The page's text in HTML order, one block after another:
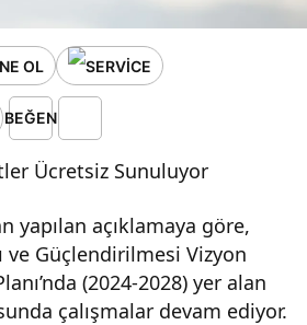
OL
BEĞEN
Ücretsiz Sunuluyor
yapılan açıklamaya göre,
ve Güçlendirilmesi Vizyon
(2024-2028) yer alan
çalışmalar devam ediyor.